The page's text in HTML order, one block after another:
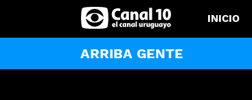
INICIO
ARRIBA GENTE